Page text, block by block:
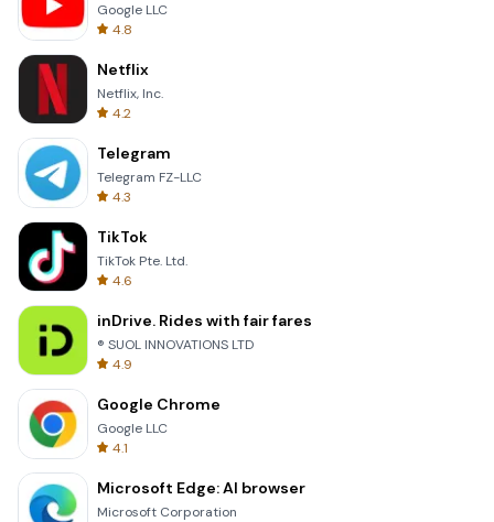
Google LLC
4.8
Netflix
Netflix, Inc.
4.2
Telegram
Telegram FZ-LLC
4.3
TikTok
TikTok Pte. Ltd.
4.6
inDrive. Rides with fair fares
® SUOL INNOVATIONS LTD
4.9
Google Chrome
Google LLC
4.1
Microsoft Edge: AI browser
Microsoft Corporation